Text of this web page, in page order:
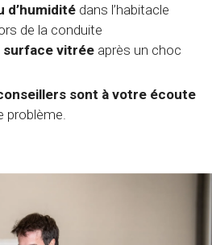
d’humidité dans l’habitacle
de la conduite
surface vitrée après un choc
sont à votre écoute
problème.